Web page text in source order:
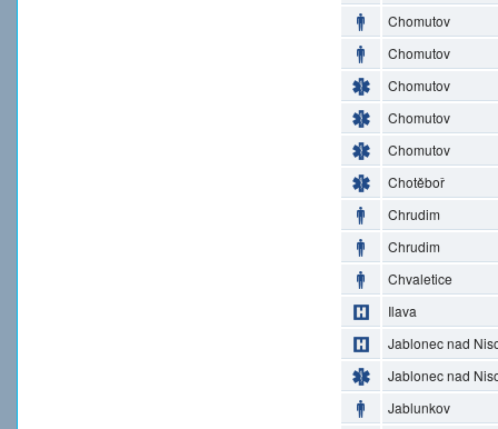
Chomutov
Chomutov
Chomutov
Chomutov
Chomutov
Chotěboř
Chrudim
Chrudim
Chvaletice
Ilava
Jablonec nad
Jablonec nad
Jablunkov